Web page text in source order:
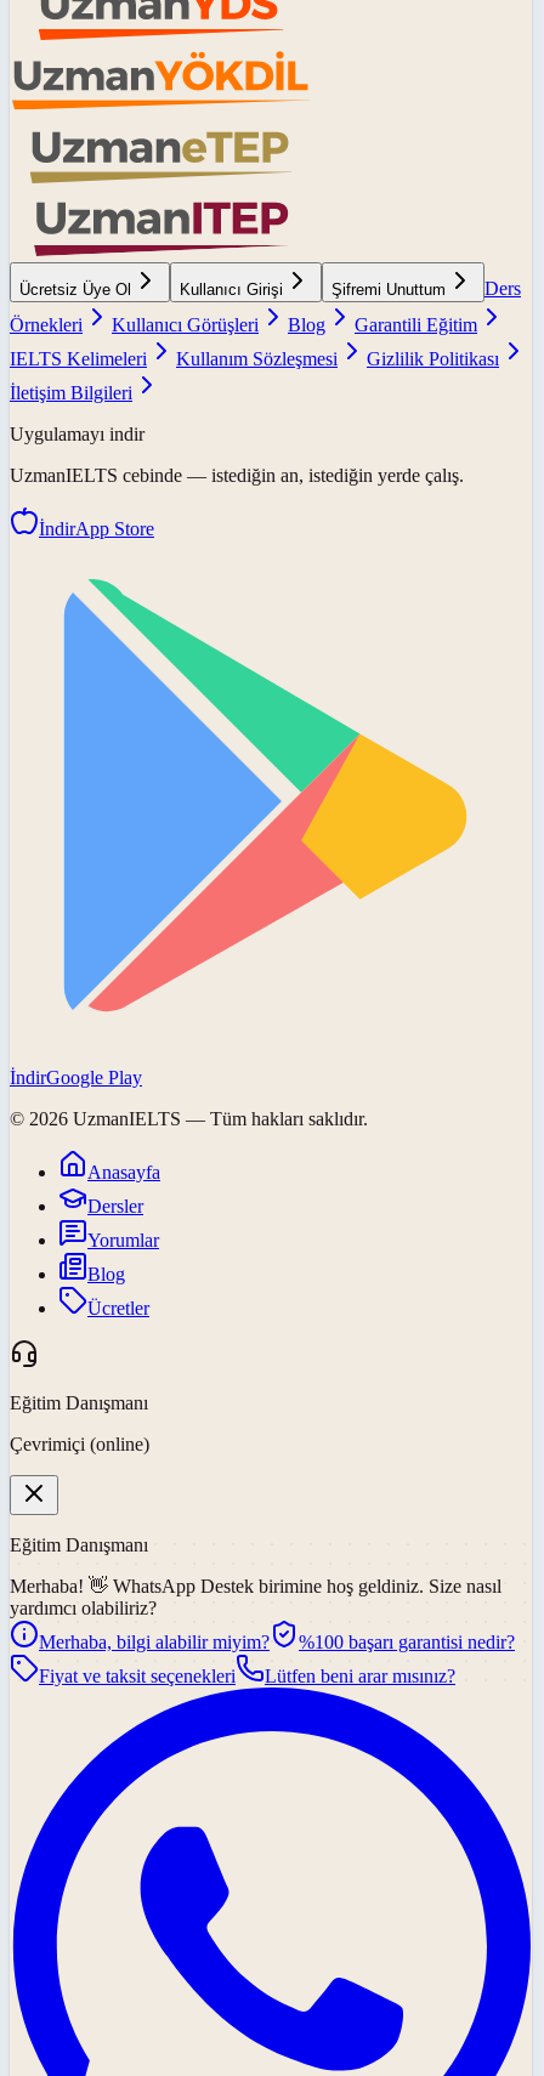
Ücretsiz Üye Ol Kullanıcı Girişi Şifremi Unuttum
Ders
Örnekleri
Kullanıcı Görüşleri Blog
Garantili Eğitim
IELTS Kelimeleri
Kullanım Sözleşmesi
Gizlilik Politikası
İletişim Bilgileri
Uygulamayı indir
UzmanIELTS cebinde — istediğin an, istediğin yerde çalış.
İndirApp Store
İndirGoogle Play
© 2026 UzmanIELTS — Tüm hakları saklıdır.
Anasayfa
Dersler
Yorumlar
Blog
Ücretler
Eğitim Danışmanı
Çevrimiçi (online)
Eğitim Danışmanı
Merhaba! 👋 WhatsApp Destek birimine hoş geldiniz. Size nasıl
yardımcı olabiliriz?
Merhaba, bilgi alabilir miyim?
%100 başarı garantisi nedir?
Fiyat ve taksit seçenekleri
Lütfen beni arar mısınız?